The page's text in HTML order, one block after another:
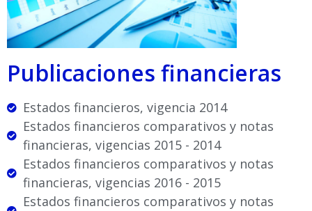
Publicaciones financieras
Estados financieros, vigencia 2014
Estados financieros comparativos y notas
financieras, vigencias 2015 - 2014
Estados financieros comparativos y notas
financieras, vigencias 2016 - 2015
Estados financieros comparativos y notas